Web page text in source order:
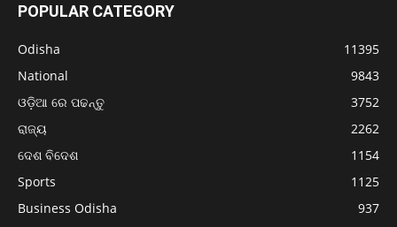
POPULAR CATEGORY
Odisha
11395
National
9843
ଓଡ଼ିଆ ରେ ପଢନ୍ତୁ
3752
ରାଜ୍ୟ
2262
ଦେଶ ବିଦେଶ
1154
Sports
1125
Business Odisha
937